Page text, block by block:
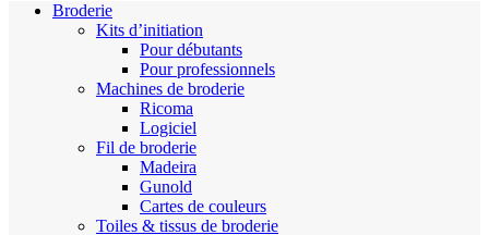
Broderie
Kits d’initiation
Pour débutants
Pour professionnels
Machines de broderie
Ricoma
Logiciel
Fil de broderie
Madeira
Gunold
Cartes de couleurs
Toiles & tissus de broderie